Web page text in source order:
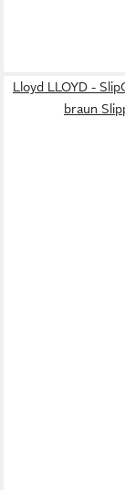
Lloyd LLOYD -
braun